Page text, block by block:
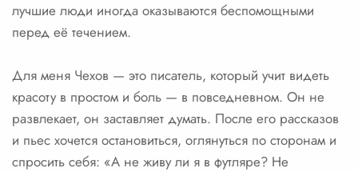
лучшие люди иногда оказываются беспомощными
перед её течением.
Для меня Чехов — это писатель, который учит видеть
красоту в простом и боль — в повседневном. Он не
развлекает, он заставляет думать. После его рассказов
и пьес хочется остановиться, оглянуться по сторонам и
спросить себя: «А не живу ли я в футляре? Не